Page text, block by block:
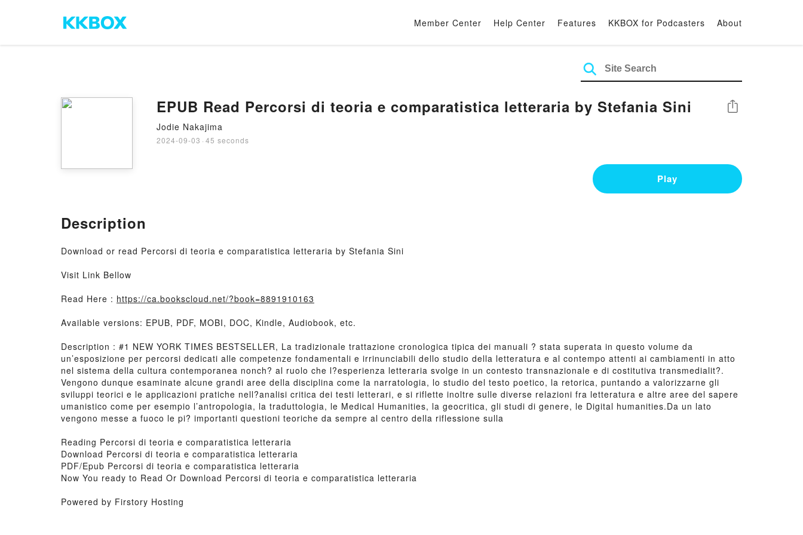
Member Center Help Center Features KKBOX for Podcasters About
EPUB Read Percorsi di teoria e comparatistica letteraria by Stefania Sini
Jodie Nakajima
2024-09-03 · 45 seconds
Share
Play
Description
Download or read Percorsi di teoria e comparatistica letteraria by Stefania Sini
Visit Link Bellow
Read Here : https://ca.bookscloud.net/?book=8891910163
Available versions: EPUB, PDF, MOBI, DOC, Kindle, Audiobook, etc.
Description : #1 NEW YORK TIMES BESTSELLER, La tradizionale trattazione cronologica tipica dei manuali ? stata superata in questo volume da
un’esposizione per percorsi dedicati alle competenze fondamentali e irrinunciabili dello studio della letteratura e al contempo attenti ai cambiamenti in atto
nel sistema della cultura contemporanea nonch? al ruolo che l?esperienza letteraria svolge in un contesto transnazionale e di costitutiva transmedialit?.
Vengono dunque esaminate alcune grandi aree della disciplina come la narratologia, lo studio del testo poetico, la retorica, puntando a valorizzarne gli
sviluppi teorici e le applicazioni pratiche nell?analisi critica dei testi letterari, e si riflette inoltre sulle diverse relazioni fra letteratura e altre aree del sapere
umanistico come per esempio l’antropologia, la traduttologia, le Medical Humanities, la geocritica, gli studi di genere, le Digital humanities.Da un lato
vengono messe a fuoco le pi? importanti questioni teoriche da sempre al centro della riflessione sulla
Reading Percorsi di teoria e comparatistica letteraria
Download Percorsi di teoria e comparatistica letteraria
PDF/Epub Percorsi di teoria e comparatistica letteraria
Now You ready to Read Or Download Percorsi di teoria e comparatistica letteraria
Powered by Firstory Hosting